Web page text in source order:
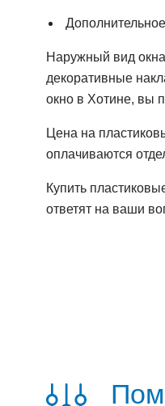
Наружный вид
декоративные
окно в Хотине, вы
Цена на
оплачиваются
Купить
ответят на ваши